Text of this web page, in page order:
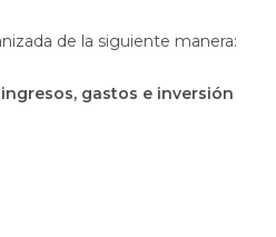
de la siguiente manera:
gastos e inversión